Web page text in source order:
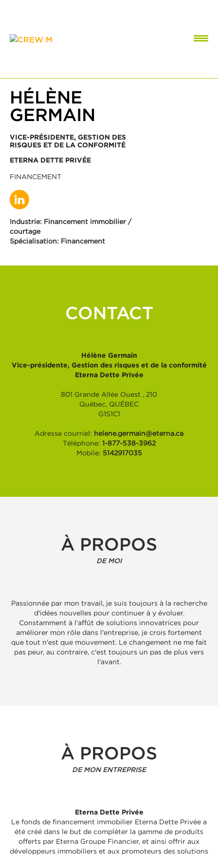
HÉLÈNE
GERMAIN
VICE-PRÉSIDENTE, GESTION DES
RISQUES ET DE LA CONFORMITÉ
ETERNA DETTE PRIVÉE
FINANCEMENT
Industrie: Financement immobilier /
courtage
Spécialisation: Financement
CONTACT
Hélène Germain
Vice-présidente, Gestion des risques et de la conformité
Eterna Dette Privée
801 Grande Allée Ouest , 210
Québec, QUÉBEC
G1S1C1
Adresse courriel: helene.germain@eterna.ca
Téléphone: 1-877-538-3962
Mobile: 5142917035
À PROPOS
DE MOI
Passionnée par mon travail, je suis toujours à la recherche
d'idées nouvelles pour continuer à y évoluer.
Constamment à l’affût de solutions innovatrices pour
améliorer mon rôle dans l'entreprise, je crois fortement
que tout n'est que mouvement. Le changement ne me fait
pas peur, au contraire, c'est toujours un pas de plus vers
l'avant.
À PROPOS
DE MON ENTREPRISE
Eterna Dette Privée
Le fonds de financement immobilier Eterna Dette Privée a
été créé dans le but de compléter la gamme de produits
offerts par Eterna Groupe Financier, et ainsi offrir aux
développeurs immobiliers et aux promoteurs des solutions